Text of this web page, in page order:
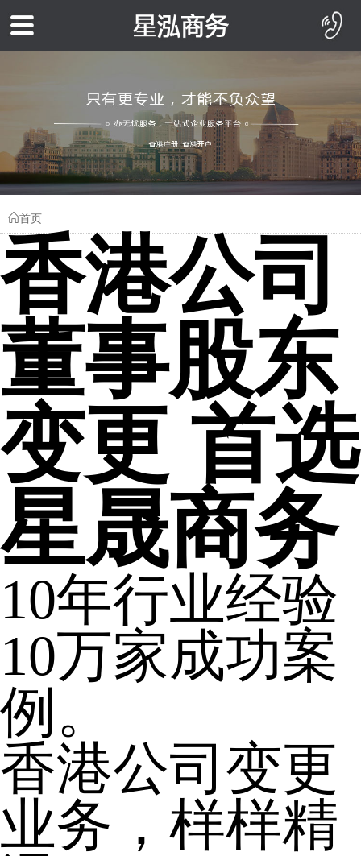
首页
香港公司
董事股东
变更 首选
星晟商务
10年行业经验
10万家成功案
例。
香港公司变更
业务，样样精